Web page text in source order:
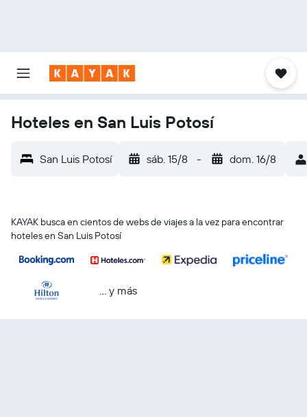
Hoteles en San Luis Potosí
San Luis Potosí sáb. 15/8 - dom. 16/8
KAYAK busca en cientos de webs de viajes a la vez para encontrar
hoteles en San Luis Potosí
… y más